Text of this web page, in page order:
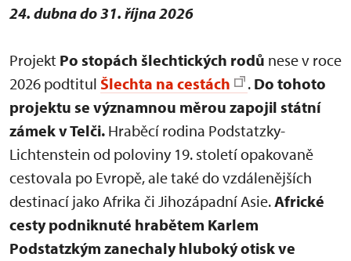
24. dubna do 31. října 2026
Projekt Po stopách šlechtických rodů nese v roce
2026 podtitul Šlechta na cestách . Do tohoto
projektu se významnou měrou zapojil státní
zámek v Telči. Hraběcí rodina Podstatzky-
Lichtenstein od poloviny 19. století opakovaně
cestovala po Evropě, ale také do vzdálenějších
destinací jako Afrika či Jihozápadní Asie.Africké
cesty podniknuté hrabětem Karlem
Podstatzkým zanechaly hluboký otisk ve